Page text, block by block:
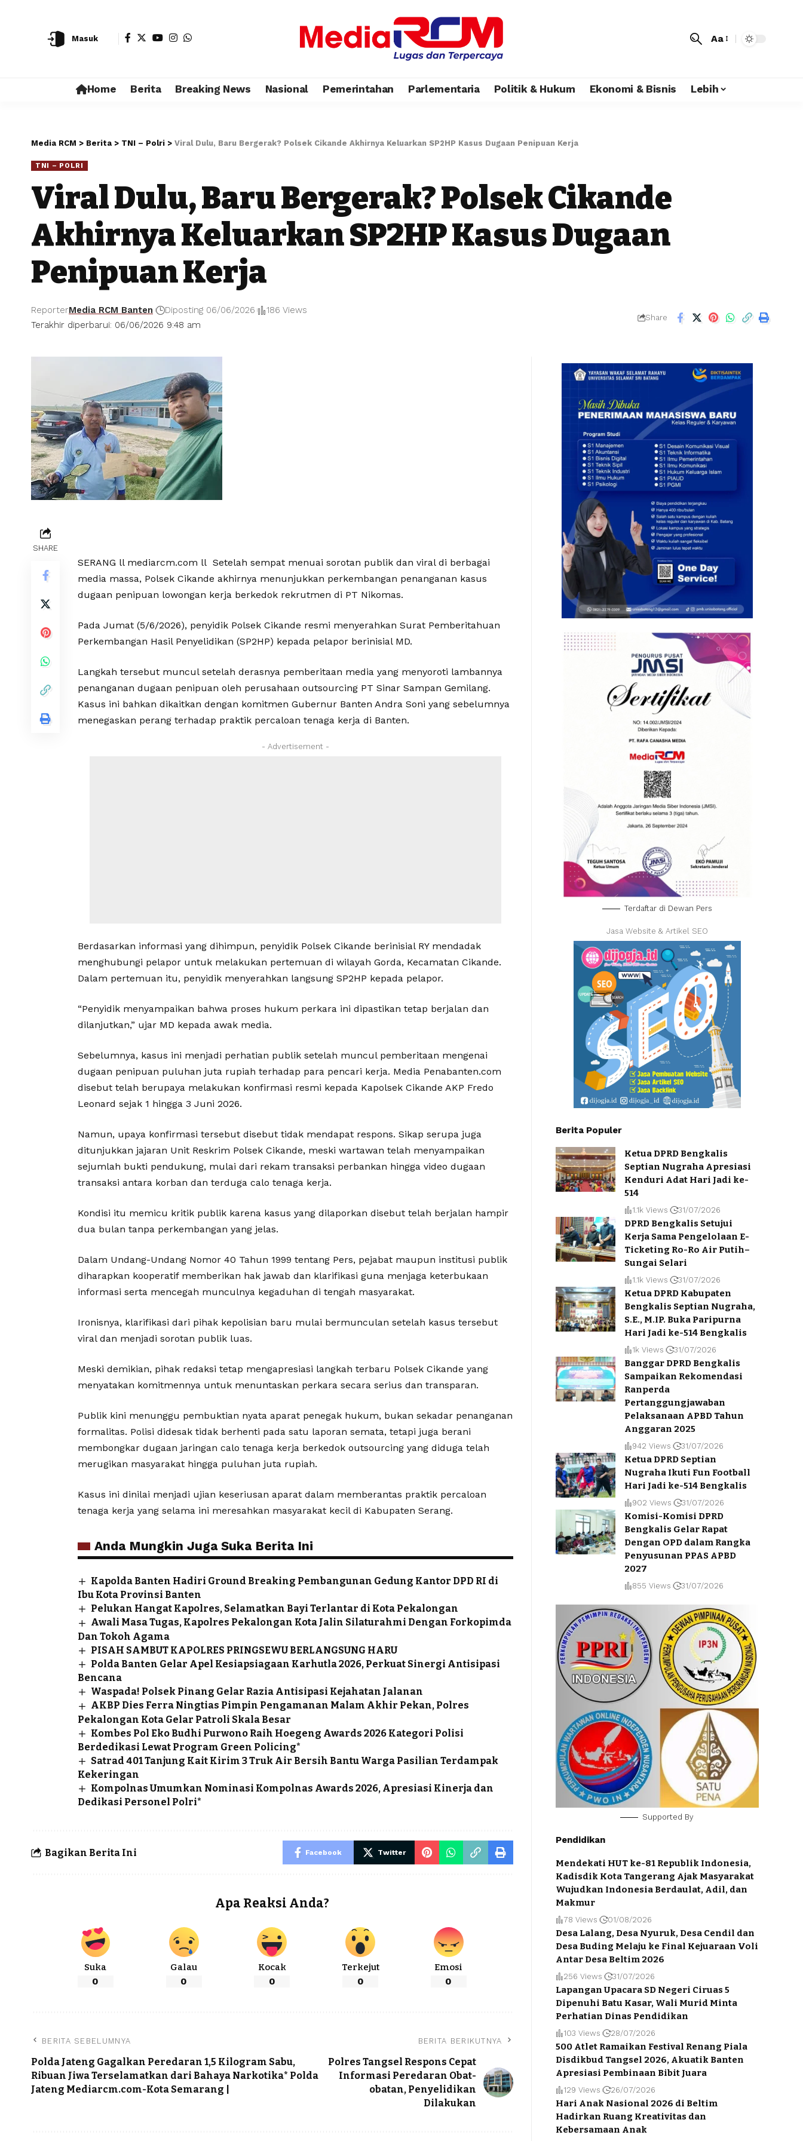
Masuk Aa
Home Berita Breaking News Nasional Pemerintahan Parlementaria Politik & Hukum Ekonomi & Bisnis Lebih
Media RCM > Berita > TNI – Polri > Viral Dulu, Baru Bergerak? Polsek Cikande Akhirnya Keluarkan SP2HP Kasus Dugaan Penipuan Kerja
TNI – POLRI
Viral Dulu, Baru Bergerak? Polsek Cikande
Akhirnya Keluarkan SP2HP Kasus Dugaan
Penipuan Kerja
Terakhir diperbarui: 06/06/2026 9:48 am
ReporterMedia RCM Banten Diposting 06/06/2026 186 Views
Share
SHARE
SERANG ll mediarcm.com ll Setelah sempat menuai sorotan publik dan viral di berbagai
media massa, Polsek Cikande akhirnya menunjukkan perkembangan penanganan kasus
dugaan penipuan lowongan kerja berkedok rekrutmen di PT Nikomas.
Pada Jumat (5/6/2026), penyidik Polsek Cikande resmi menyerahkan Surat Pemberitahuan
Perkembangan Hasil Penyelidikan (SP2HP) kepada pelapor berinisial MD.
Langkah tersebut muncul setelah derasnya pemberitaan media yang menyoroti lambannya
penanganan dugaan penipuan oleh perusahaan outsourcing PT Sinar Sampan Gemilang.
Kasus ini bahkan dikaitkan dengan komitmen Gubernur Banten Andra Soni yang sebelumnya
menegaskan perang terhadap praktik percaloan tenaga kerja di Banten.
- Advertisement -
Berdasarkan informasi yang dihimpun, penyidik Polsek Cikande berinisial RY mendadak
menghubungi pelapor untuk melakukan pertemuan di wilayah Gorda, Kecamatan Cikande.
Dalam pertemuan itu, penyidik menyerahkan langsung SP2HP kepada pelapor.
“Penyidik menyampaikan bahwa proses hukum perkara ini dipastikan tetap berjalan dan
dilanjutkan,” ujar MD kepada awak media.
Sebelumnya, kasus ini menjadi perhatian publik setelah muncul pemberitaan mengenai
dugaan penipuan puluhan juta rupiah terhadap para pencari kerja. Media Penabanten.com
disebut telah berupaya melakukan konfirmasi resmi kepada Kapolsek Cikande AKP Fredo
Leonard sejak 1 hingga 3 Juni 2026.
Namun, upaya konfirmasi tersebut disebut tidak mendapat respons. Sikap serupa juga
ditunjukkan jajaran Unit Reskrim Polsek Cikande, meski wartawan telah menyampaikan
sejumlah bukti pendukung, mulai dari rekam transaksi perbankan hingga video dugaan
transaksi antara korban dan terduga calo tenaga kerja.
Kondisi itu memicu kritik publik karena kasus yang dilaporkan disebut telah berjalan hampir
dua bulan tanpa perkembangan yang jelas.
Dalam Undang-Undang Nomor 40 Tahun 1999 tentang Pers, pejabat maupun institusi publik
diharapkan kooperatif memberikan hak jawab dan klarifikasi guna menjaga keterbukaan
informasi serta mencegah munculnya kegaduhan di tengah masyarakat.
Ironisnya, klarifikasi dari pihak kepolisian baru mulai bermunculan setelah kasus tersebut
viral dan menjadi sorotan publik luas.
Meski demikian, pihak redaksi tetap mengapresiasi langkah terbaru Polsek Cikande yang
menyatakan komitmennya untuk menuntaskan perkara secara serius dan transparan.
Publik kini menunggu pembuktian nyata aparat penegak hukum, bukan sekadar penanganan
formalitas. Polisi didesak tidak berhenti pada satu laporan semata, tetapi juga berani
membongkar dugaan jaringan calo tenaga kerja berkedok outsourcing yang diduga telah
merugikan masyarakat hingga puluhan juta rupiah.
Kasus ini dinilai menjadi ujian keseriusan aparat dalam memberantas praktik percaloan
tenaga kerja yang selama ini meresahkan masyarakat kecil di Kabupaten Serang.
Anda Mungkin Juga Suka Berita Ini
Kapolda Banten Hadiri Ground Breaking Pembangunan Gedung Kantor DPD RI di
Ibu Kota Provinsi Banten
Pelukan Hangat Kapolres, Selamatkan Bayi Terlantar di Kota Pekalongan
Awali Masa Tugas, Kapolres Pekalongan Kota Jalin Silaturahmi Dengan Forkopimda
Dan Tokoh Agama
PISAH SAMBUT KAPOLRES PRINGSEWU BERLANGSUNG HARU
Polda Banten Gelar Apel Kesiapsiagaan Karhutla 2026, Perkuat Sinergi Antisipasi
Bencana
Waspada! Polsek Pinang Gelar Razia Antisipasi Kejahatan Jalanan
AKBP Dies Ferra Ningtias Pimpin Pengamanan Malam Akhir Pekan, Polres
Pekalongan Kota Gelar Patroli Skala Besar
Kombes Pol Eko Budhi Purwono Raih Hoegeng Awards 2026 Kategori Polisi
Berdedikasi Lewat Program Green Policing*
Satrad 401 Tanjung Kait Kirim 3 Truk Air Bersih Bantu Warga Pasilian Terdampak
Kekeringan
Kompolnas Umumkan Nominasi Kompolnas Awards 2026, Apresiasi Kinerja dan
Dedikasi Personel Polri*
Bagikan Berita Ini Facebook Twitter
Apa Reaksi Anda?
Suka
0
Galau
0
Kocak
0
Terkejut
0
Emosi
0
BERITA SEBELUMNYA
Polda Jateng Gagalkan Peredaran 1,5 Kilogram Sabu,
Ribuan Jiwa Terselamatkan dari Bahaya Narkotika* Polda
Jateng Mediarcm.com-Kota Semarang |
BERITA BERIKUTNYA
Polres Tangsel Respons Cepat
Informasi Peredaran Obat-
obatan, Penyelidikan
Dilakukan
Terdaftar di Dewan Pers
Jasa Website & Artikel SEO
Berita Populer
Ketua DPRD Bengkalis
Septian Nugraha Apresiasi
Kenduri Adat Hari Jadi ke-
514
1.1k Views 31/07/2026
DPRD Bengkalis Setujui
Kerja Sama Pengelolaan E-
Ticketing Ro-Ro Air Putih–
Sungai Selari
1.1k Views 31/07/2026
Ketua DPRD Kabupaten
Bengkalis Septian Nugraha,
S.E., M.IP. Buka Paripurna
Hari Jadi ke-514 Bengkalis
1k Views 31/07/2026
Banggar DPRD Bengkalis
Sampaikan Rekomendasi
Ranperda
Pertanggungjawaban
Pelaksanaan APBD Tahun
Anggaran 2025
942 Views 31/07/2026
Ketua DPRD Septian
Nugraha Ikuti Fun Football
Hari Jadi ke-514 Bengkalis
902 Views 31/07/2026
Komisi-Komisi DPRD
Bengkalis Gelar Rapat
Dengan OPD dalam Rangka
Penyusunan PPAS APBD
2027
855 Views 31/07/2026
Supported By
Pendidikan
Mendekati HUT ke-81 Republik Indonesia,
Kadisdik Kota Tangerang Ajak Masyarakat
Wujudkan Indonesia Berdaulat, Adil, dan
Makmur
78 Views 01/08/2026
Desa Lalang, Desa Nyuruk, Desa Cendil dan
Desa Buding Melaju ke Final Kejuaraan Voli
Antar Desa Beltim 2026
256 Views 31/07/2026
Lapangan Upacara SD Negeri Ciruas 5
Dipenuhi Batu Kasar, Wali Murid Minta
Perhatian Dinas Pendidikan
103 Views 28/07/2026
500 Atlet Ramaikan Festival Renang Piala
Disdikbud Tangsel 2026, Akuatik Banten
Apresiasi Pembinaan Bibit Juara
129 Views 26/07/2026
Hari Anak Nasional 2026 di Beltim
Hadirkan Ruang Kreativitas dan
Kebersamaan Anak